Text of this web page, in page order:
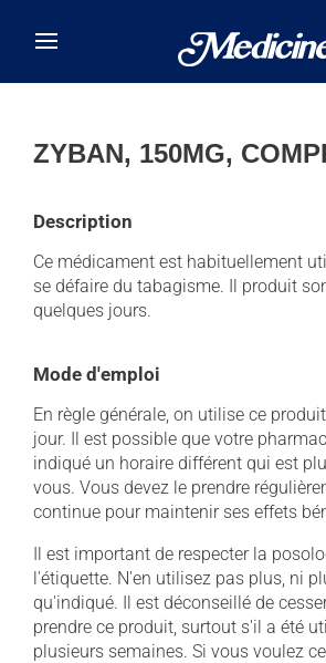
ZYBAN, 150MG,
Description
Ce médicament est habituellement
se défaire du tabagisme. Il produit
quelques jours.
Mode d'emploi
En règle générale, on utilise ce
jour. Il est possible que votre
indiqué un horaire différent qui est
vous. Vous devez le prendre
continue pour maintenir ses effets
Il est important de respecter la
l'étiquette. N'en utilisez pas plus, ni
qu'indiqué. Il est déconseillé de
prendre ce produit, surtout s'il a été
plusieurs semaines. Si vous voulez